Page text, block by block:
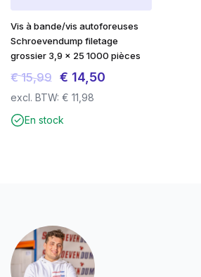
Recherchez la qualité au meilleur
screwdump.co.uk et jetez un coup
instragram.
Vis à bande/vis autoforeuses
Schroevendump filetage
grossier 3,9 x 25 1000 pièces
€15,99 Le
prix
initial
€ 14,50
excl. BTW: € 11,98
En stock